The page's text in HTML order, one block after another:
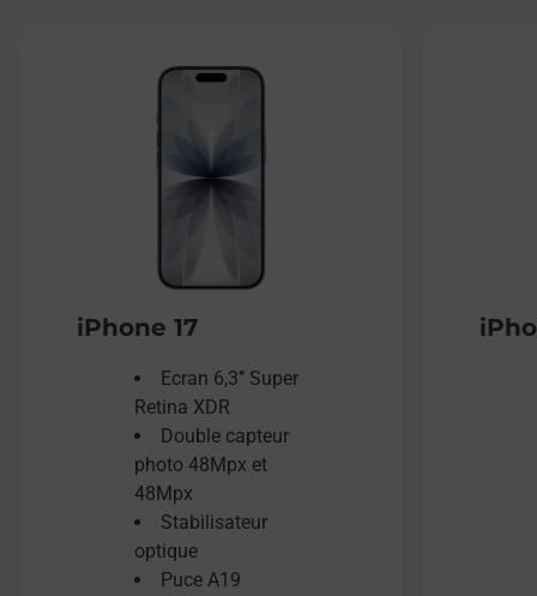
iPhone 17
Ecran 6,3’’ Super
Retina XDR
Double capteur
photo 48Mpx et
48Mpx
Stabilisateur
optique
Puce A19